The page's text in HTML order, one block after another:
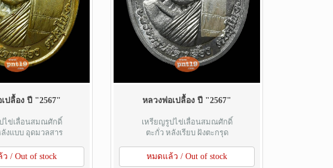
ปลื้อง ปี "2567"
ไข่เลื่อนสมณศักดิ์
งแบบ อุดมวลสาร
/ Out of stock
หลวงพ่อเปลื้อง ปี "2567"
เหรียญรูปไข่เลื่อนสมณศักดิ์
ตะกั่ว หลังเรียบ ฝังตะกรุด
หมดแล้ว / Out of stock